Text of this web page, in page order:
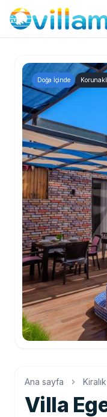
Doğa İçinde
Ana sayfa
Villa